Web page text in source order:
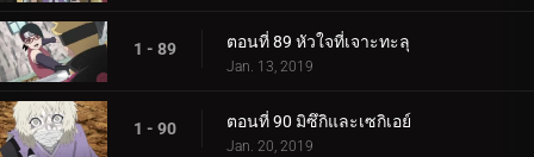
1 - 89 ตอนที่ 89 หัวใจที่เจาะทะลุ
Jan. 13, 2019
1 - 90 ตอนที่ 90 มิซึกิและเซกิเอย์
Jan. 20, 2019